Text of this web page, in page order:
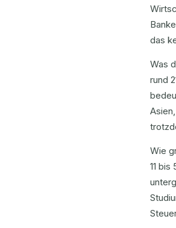
das
Was
rund
Wie
11